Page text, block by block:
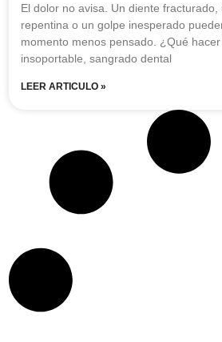
El dolor no avisa. Un diente fracturado,
repentina o un golpe inesperado
momento menos pensado. ¿Qué
insoportable, sangrado dental
LEER ARTICULO »